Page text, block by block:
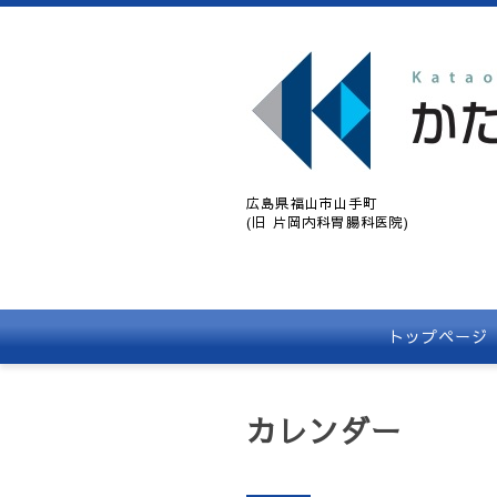
広島県福山市山手町
(旧 片岡内科胃腸科医院)
トップページ
カレンダー